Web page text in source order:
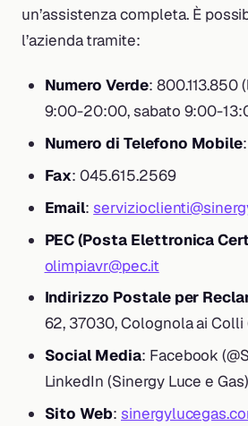
un’assistenza completa. È
l’azienda tramite:
Numero Verde: 800.113.850
9:00-20:00, sabato 9:00-
Numero di Telefono Mobile
Fax: 045.615.2569
Email:
PEC (Posta Elettronica
olimpiavr@pec.it
Indirizzo Postale per
62, 37030, Colognola ai Colli
Social Media: Facebook
LinkedIn (Sinergy Luce e Gas)
Sito Web: